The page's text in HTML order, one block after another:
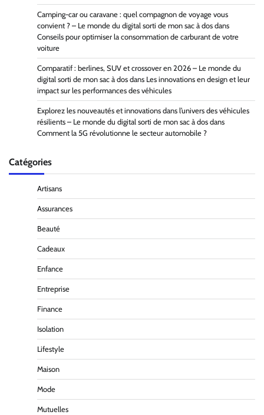
Camping-car ou caravane : quel compagnon de voyage vous
convient ? – Le monde du digital sorti de mon sac à dos dans
Conseils pour optimiser la consommation de carburant de votre
voiture
Comparatif : berlines, SUV et crossover en 2026 – Le monde du
digital sorti de mon sac à dos dans Les innovations en design et leur
impact sur les performances des véhicules
Explorez les nouveautés et innovations dans l’univers des véhicules
résilients – Le monde du digital sorti de mon sac à dos dans
Comment la 5G révolutionne le secteur automobile ?
Catégories
Artisans
Assurances
Beauté
Cadeaux
Enfance
Entreprise
Finance
Isolation
Lifestyle
Maison
Mode
Mutuelles